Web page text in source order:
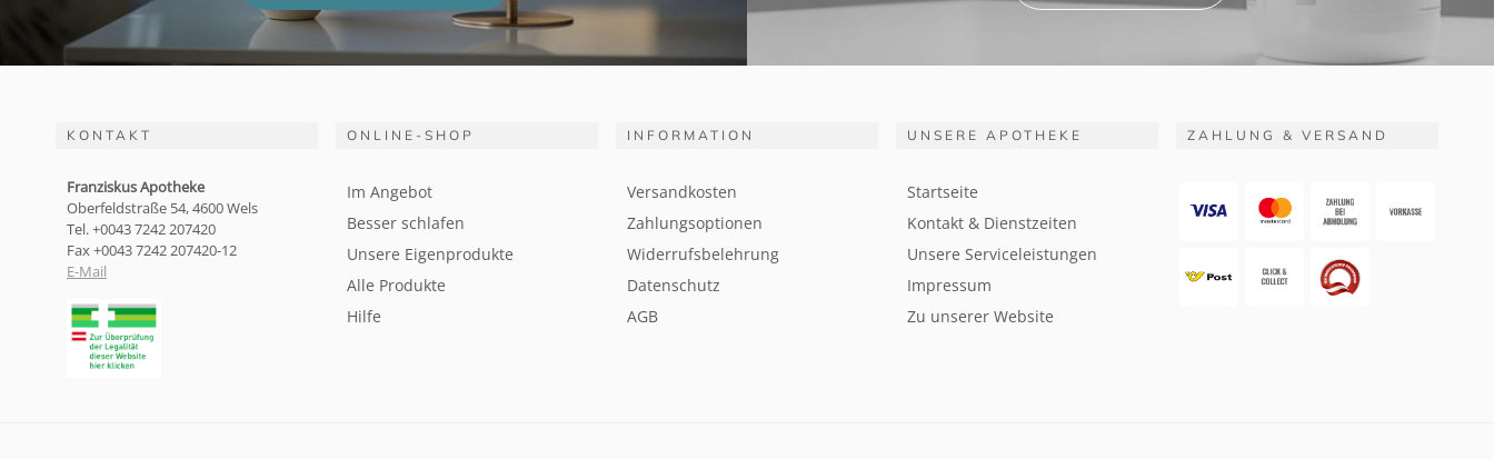
KONTAKT
Franziskus Apotheke
Oberfeldstraße 54, 4600 Wels
Tel. +0043 7242 207420
Fax +0043 7242 207420-12
E-Mail
ONLINE-SHOP
Im Angebot
Besser schlafen
Unsere Eigenprodukte
Alle Produkte
Hilfe
INFORMATION
Versandkosten
Zahlungsoptionen
Widerrufsbelehrung
Datenschutz
AGB
UNSERE APOTHEKE
Startseite
Kontakt & Dienstzeiten
Unsere Serviceleistungen
Impressum
Zu unserer Website
ZAHLUNG & VERSAND